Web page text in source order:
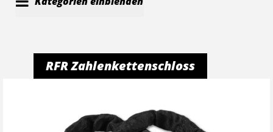
RFR Zahlenkettenschloss